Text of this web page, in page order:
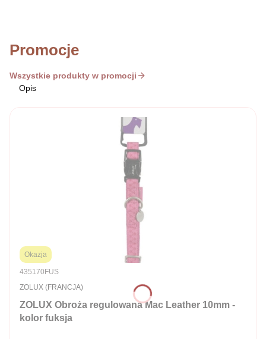
Promocje
Wszystkie produkty w promocji
Opis
Okazja
Kod produktu
435170FUS
ZOLUX Obroża regulowana Mac Leather 10mm -
kolor fuksja
PRODUCENT
ZOLUX (FRANCJA)